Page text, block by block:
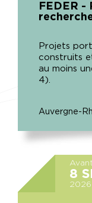
FEDER -
Projets
construits
au moins
4).
Auvergne-
8
2026